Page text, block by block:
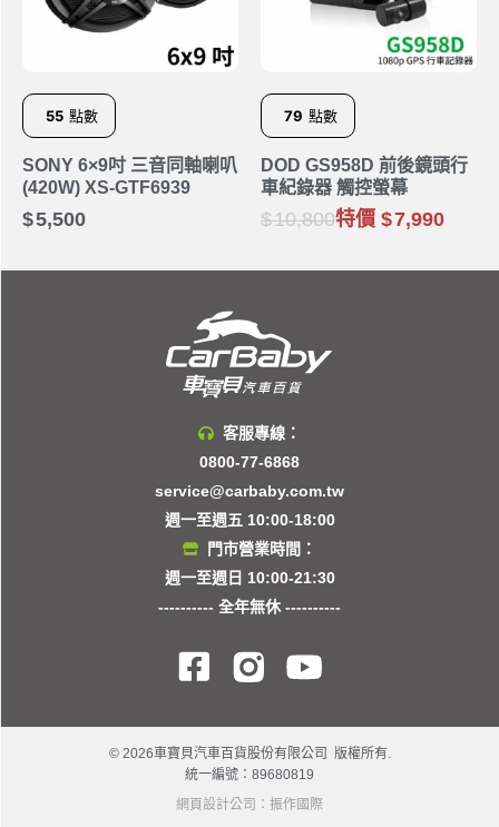
55 點數
SONY 6×9吋 三音同軸喇叭
(420W) XS-GTF6939
5,500
79 點數
DOD GS958D 前後鏡頭行
車紀錄器 觸控螢幕
10,800特價 7,990
客服專線：
0800-77-6868
service@carbaby.com.tw
週一至週五 10:00-18:00
門市營業時間：
週一至週日 10:00-21:30
---------- 全年無休 ----------
© 2026車寶貝汽車百貨股份有限公司 版權所有.
統一編號：89680819
網頁設計公司
：振作國際